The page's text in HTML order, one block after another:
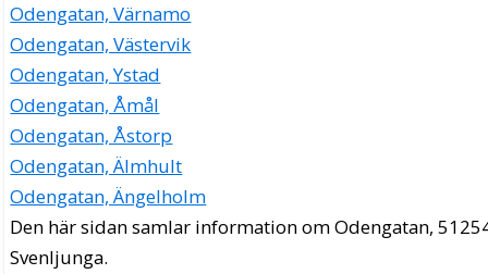
Odengatan, Värnamo
Odengatan, Västervik
Odengatan, Ystad
Odengatan, Åmål
Odengatan, Åstorp
Odengatan, Älmhult
Odengatan, Ängelholm
Den här sidan samlar information om Odengatan,
Svenljunga.